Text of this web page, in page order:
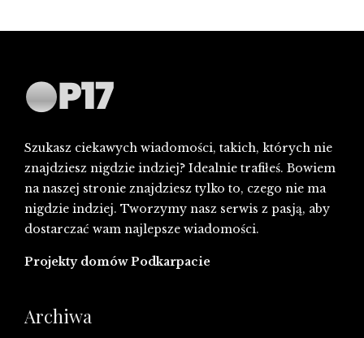
Szukasz ciekawych wiadomości, takich, których nie
znajdziesz nigdzie indziej? Idealnie trafiłeś. Bowiem
na naszej stronie znajdziesz tylko to, czego nie ma
nigdzie indziej. Tworzymy nasz serwis z pasją, aby
dostarczać wam najlepsze wiadomości.
Projekty domów Podkarpacie
Archiwa